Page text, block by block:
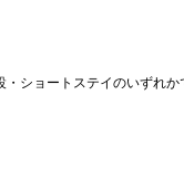
ショートステイのいずれか